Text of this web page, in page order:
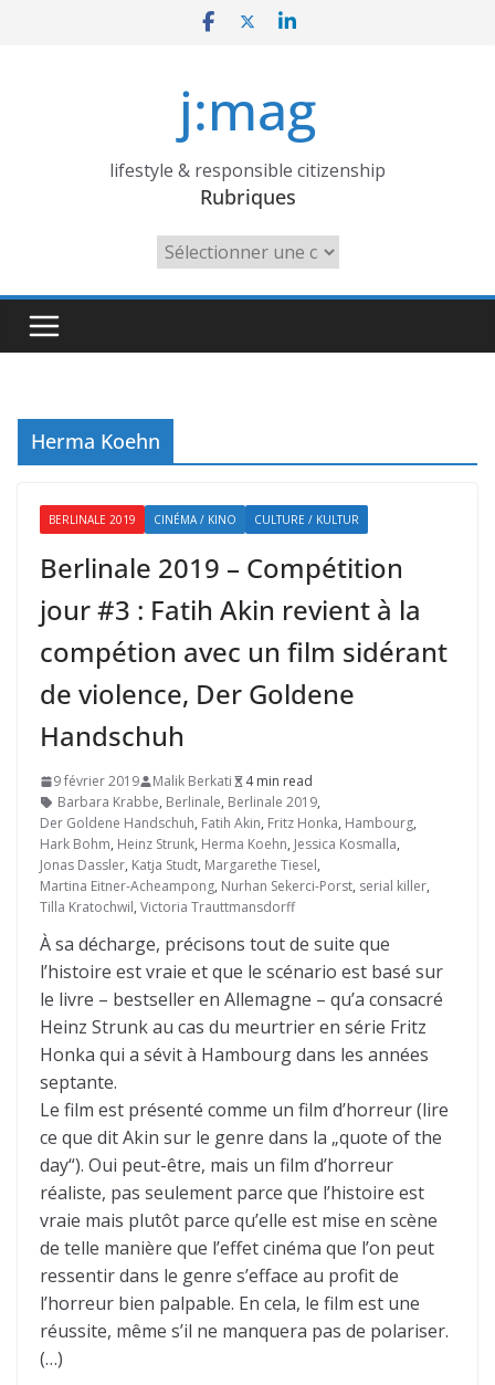
j:mag
lifestyle & responsible citizenship
Rubriques
Rubriques
Herma Koehn
BERLINALE 2019 CINÉMA / KINO CULTURE / KULTUR
Berlinale 2019 – Compétition
jour #3 : Fatih Akin revient à la
compétion avec un film sidérant
de violence, Der Goldene
Handschuh
9 février 2019 Malik Berkati
4 min read
Barbara Krabbe, Berlinale, Berlinale 2019,
Der Goldene Handschuh, Fatih Akin, Fritz Honka, Hambourg,
Hark Bohm, Heinz Strunk, Herma Koehn, Jessica Kosmalla,
Jonas Dassler, Katja Studt, Margarethe Tiesel,
Martina Eitner-Acheampong, Nurhan Sekerci-Porst, serial killer,
Tilla Kratochwil, Victoria Trauttmansdorff
À sa décharge, précisons tout de suite que
l’histoire est vraie et que le scénario est basé sur
le livre – bestseller en Allemagne – qu’a consacré
Heinz Strunk au cas du meurtrier en série Fritz
Honka qui a sévit à Hambourg dans les années
septante.
Le film est présenté comme un film d’horreur (lire
ce que dit Akin sur le genre dans la „quote of the
day“). Oui peut-être, mais un film d’horreur
réaliste, pas seulement parce que l’histoire est
vraie mais plutôt parce qu’elle est mise en scène
de telle manière que l’effet cinéma que l’on peut
ressentir dans le genre s’efface au profit de
l’horreur bien palpable. En cela, le film est une
réussite, même s’il ne manquera pas de polariser.
(…)